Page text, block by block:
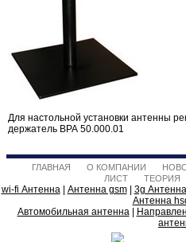
Для настольной установки антенны
держатель ВРА 50.000.01
ГЛАВНАЯ О КОМПАНИИ
ЛИСТ
ТЕОРИЯ
wi-fi Антенна| Антенна gsm| 3g
Антенна
Автомобильная антенна|